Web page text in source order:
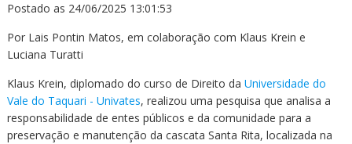
Univates
Crie
de Idiomas
Culturais
& Você - Comunidade
Postado as 24/06/2025 13:01:53
Por Lais Pontin Matos, em colaboração com Klaus Krein e
Luciana Turatti
Klaus Krein, diplomado do curso de Direito da Universidade do
Vale do Taquari - Univates, realizou uma pesquisa que analisa a
responsabilidade de entes públicos e da comunidade para a
preservação e manutenção da cascata Santa Rita, localizada na